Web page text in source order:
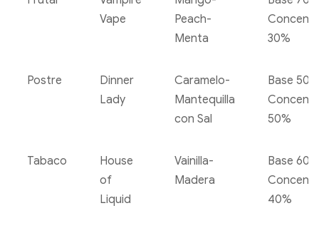
Vape
Peach-
Menta
30%
Postre
Dinner
Lady
Caramelo-
Mantequilla
con Sal
Base
50%
Tabaco
House
of
Liquid
Vainilla-
Madera
Base
40%